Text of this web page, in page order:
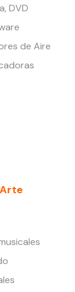
DVD
de Aire